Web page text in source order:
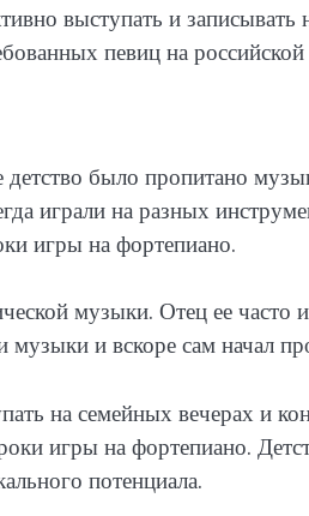
выступать и
певиц на
было пропитано
играли на разных
игры на фортепиано.
музыки. Отец ее часто
и вскоре сам начал
на семейных вечерах и
игры на фортепиано.
потенциала.